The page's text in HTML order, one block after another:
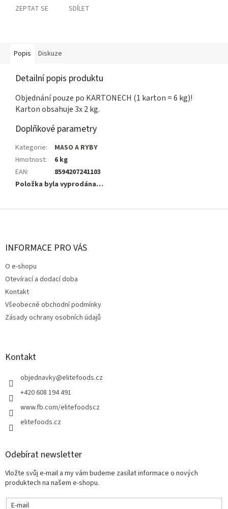
ZEPTAT SE SDÍLET
Popis Diskuze
Detailní popis produktu
Objednání pouze po KARTONECH (1 karton = 6 kg)!
Karton obsahuje 3x 2 kg.
Doplňkové parametry
Kategorie:
MASO A RYBY
Hmotnost:
6 kg
EAN:
8594207241103
Položka byla vyprodána…
Z
INFORMACE PRO VÁS
O e-shopu
Otevírací a dodací doba
Kontakt
Všeobecné obchodní podmínky
Zásady ochrany osobních údajů
Kontakt
objednavky@elitefoods.cz
+420 608 194 491
www.fb.com/elitefoodscz
elitefoods.cz
Odebírat newsletter
Vložte svůj e-mail a my vám budeme zasílat informace o nových
produktech na našem e-shopu.
E-mail